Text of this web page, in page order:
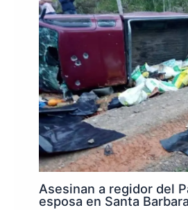
Asesinan a regidor del
esposa en Santa Barbara